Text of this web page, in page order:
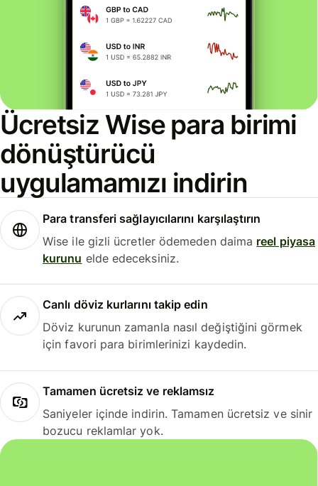
Ücretsiz Wise para birimi
dönüştürücü
uygulamamızı indirin
Para transferi sağlayıcılarını karşılaştırın
Wise ile gizli ücretler ödemeden daima reel piyasa
kurunu elde edeceksiniz.
Canlı döviz kurlarını takip edin
Döviz kurunun zamanla nasıl değiştiğini görmek
için favori para birimlerinizi kaydedin.
Tamamen ücretsiz ve reklamsız
Saniyeler içinde indirin. Tamamen ücretsiz ve sinir
bozucu reklamlar yok.